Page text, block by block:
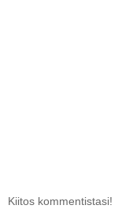
Kiitos kommentistasi!